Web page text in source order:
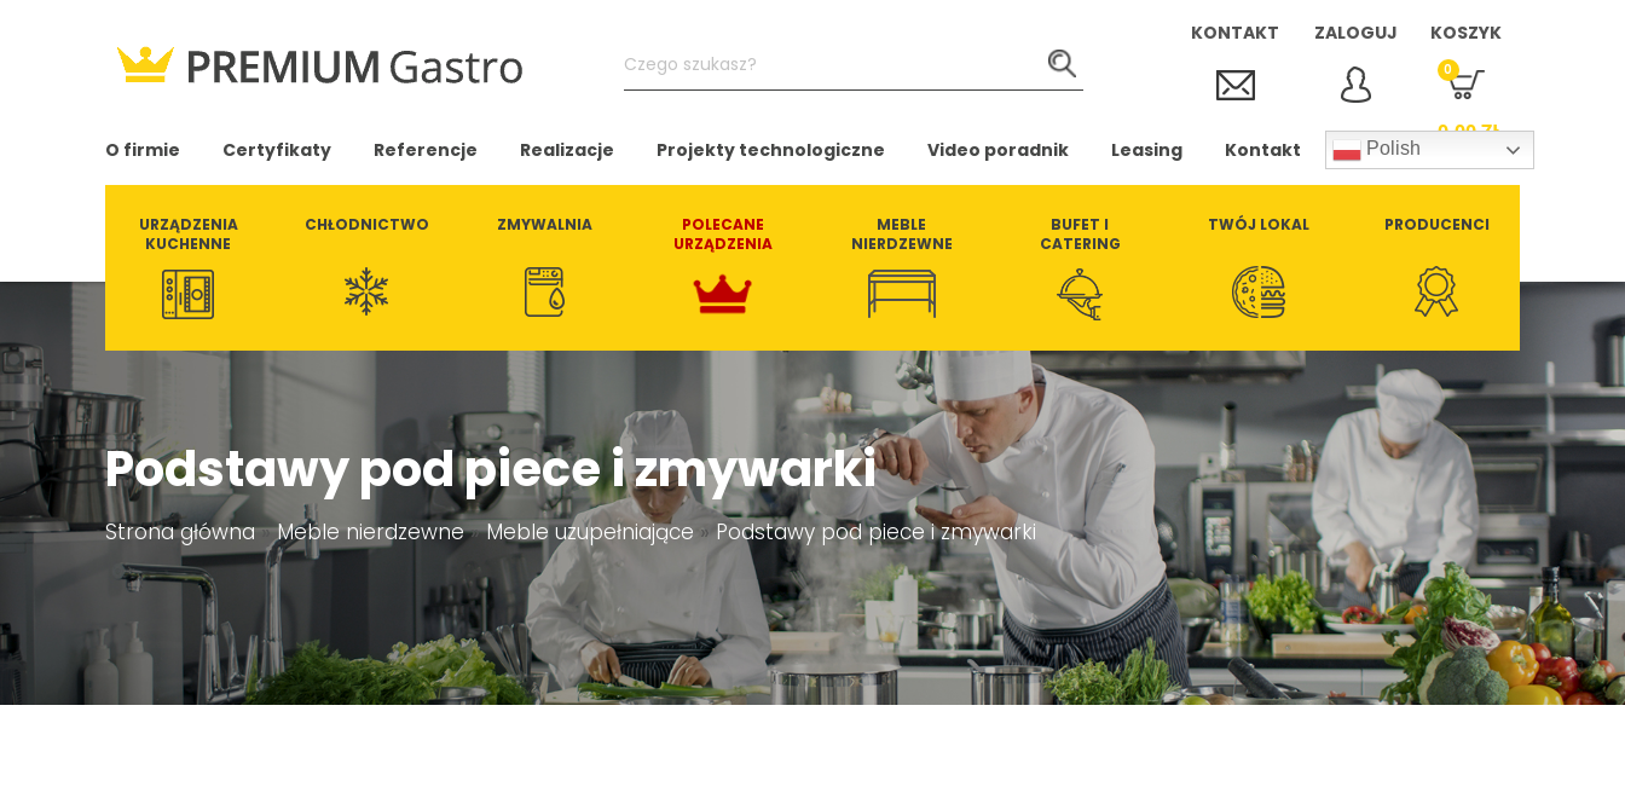
Czego
szukasz?
KONTAKT ZALOGUJ KOSZYK
0
0,00ZŁ
O firmie Certyfikaty Referencje Realizacje Projekty technologiczne Video poradnik Leasing Kontakt Polish
URZĄDZENIA
KUCHENNE
CHŁODNICTWO ZMYWALNIA
POLECANE
URZĄDZENIA
MEBLE
NIERDZEWNE
BUFET I
CATERING
TWÓJ LOKAL PRODUCENCI
Podstawy pod piece i zmywarki
Strona główna»Meble nierdzewne»Meble uzupełniające »Podstawy pod piece i zmywarki